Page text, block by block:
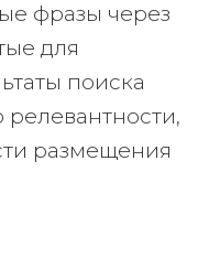
фразы через
для
поиска
релевантности,
размещения